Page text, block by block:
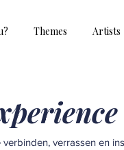
Themes Artists
verbinden, verrassen en